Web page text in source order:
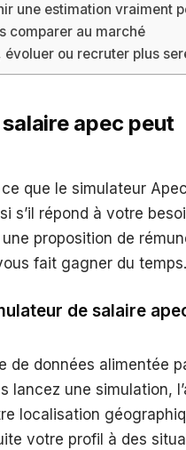
une estimation vraiment
comparer au marché
ou recruter plus
apec peut
que le simulateur
s’il répond à votre
proposition de
fait gagner du temps.
de salaire
de données alimentée
lancez une simulation,
localisation
votre profil à des